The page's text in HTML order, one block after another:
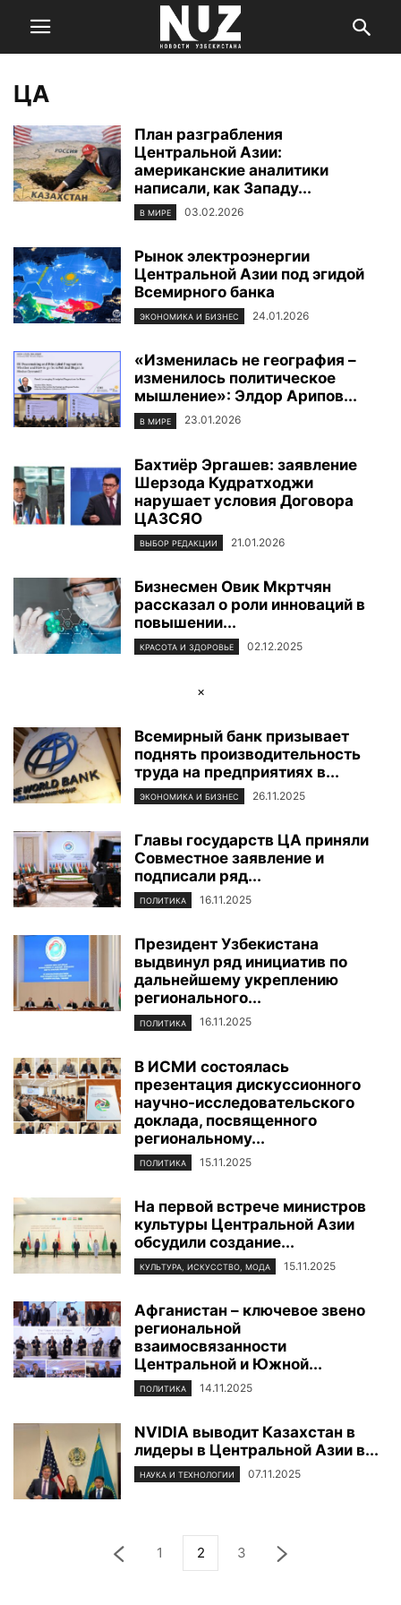
ЦА
План разграбления
Центральной Азии:
американские аналитики
написали, как Западу...
В МИРЕ 03.02.2026
Рынок электроэнергии
Центральной Азии под эгидой
Всемирного банка
ЭКОНОМИКА И БИЗНЕС 24.01.2026
«Изменилась не география –
изменилось политическое
мышление»: Элдор Арипов...
В МИРЕ 23.01.2026
Бахтиёр Эргашев: заявление
Шерзода Кудратходжи
нарушает условия Договора
ЦАЗСЯО
ВЫБОР РЕДАКЦИИ 21.01.2026
Бизнесмен Овик Мкртчян
рассказал о роли инноваций в
повышении...
КРАСОТА И ЗДОРОВЬЕ 02.12.2025
×
Всемирный банк призывает
поднять производительность
труда на предприятиях в...
ЭКОНОМИКА И БИЗНЕС 26.11.2025
Главы государств ЦА приняли
Совместное заявление и
подписали ряд...
ПОЛИТИКА 16.11.2025
Президент Узбекистана
выдвинул ряд инициатив по
дальнейшему укреплению
регионального...
ПОЛИТИКА 16.11.2025
В ИСМИ состоялась
презентация дискуссионного
научно-исследовательского
доклада, посвященного
региональному...
ПОЛИТИКА 15.11.2025
На первой встрече министров
культуры Центральной Азии
обсудили создание...
КУЛЬТУРА, ИСКУССТВО, МОДА 15.11.2025
Афганистан – ключевое звено
региональной
взаимосвязанности
Центральной и Южной...
ПОЛИТИКА 14.11.2025
NVIDIA выводит Казахстан в
лидеры в Центральной Азии в...
НАУКА И ТЕХНОЛОГИИ 07.11.2025
1 2 3